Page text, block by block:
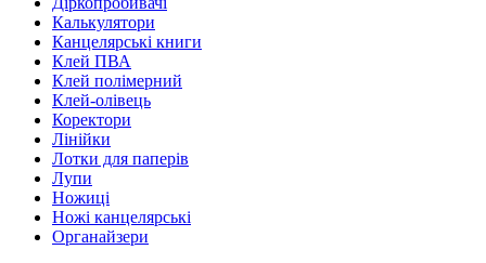
Калькулятори
Канцелярські книги
Клей ПВА
Клей полімерний
Клей-олівець
Коректори
Лінійки
Лотки для паперів
Лупи
Ножиці
Ножі канцелярські
Органайзери